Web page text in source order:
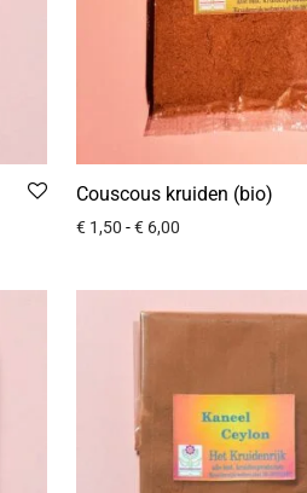
Couscous kruiden (bio)
€ 1,50 -€ 6,00